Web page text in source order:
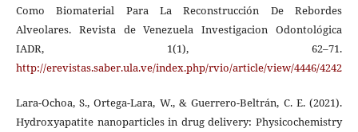
Como Biomaterial Para La Reconstrucción De Rebordes
Alveolares. Revista de Venezuela Investigacion Odontológica
IADR, 1(1), 62–71.
http://erevistas.saber.ula.ve/index.php/rvio/article/view/4446/4242
Lara-Ochoa, S., Ortega-Lara, W., & Guerrero-Beltrán, C. E. (2021).
Hydroxyapatite nanoparticles in drug delivery: Physicochemistry